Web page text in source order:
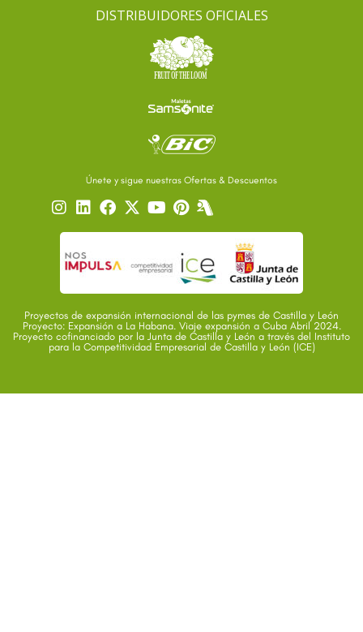
DISTRIBUIDORES OFICIALES
Únete y sigue nuestras Ofertas & Descuentos
Proyectos de expansión internacional de las pymes de Castilla y León
Proyecto: Expansión a La Habana. Viaje expansión a Cuba Abril 2024.
Proyecto cofinanciado por la Junta de Castilla y León a través del Instituto
para la Competitividad Empresarial de Castilla y León (ICE)